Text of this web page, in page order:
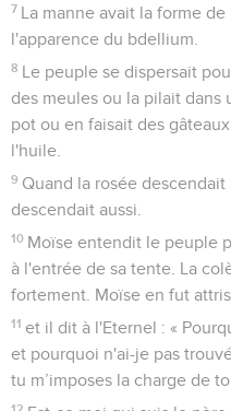
7 La manne avait la forme
l'apparence du bdellium.
8 Le peuple se dispersait
des meules ou la pilait dans
pot ou en faisait des
l'huile.
9 Quand la rosée
descendait aussi.
10 Moïse entendit le peuple
à l'entrée de sa tente. La
fortement. Moïse en fut
11 et il dit à l'Eternel : «
et pourquoi n'ai-je pas
tu m’imposes la charge de
12